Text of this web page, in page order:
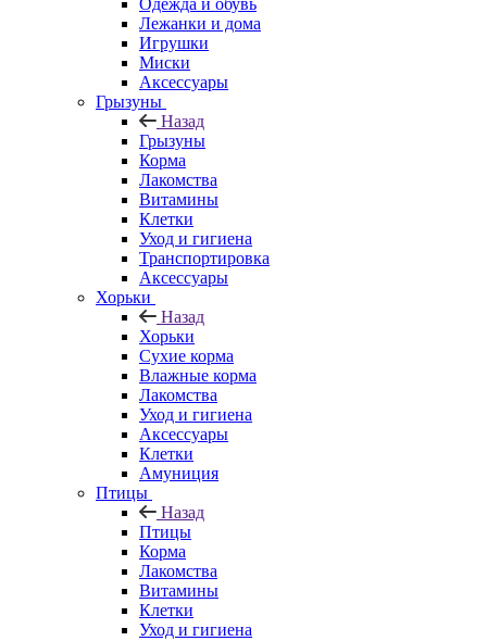
Одежда и обувь
Лежанки и дома
Игрушки
Миски
Аксессуары
Грызуны
Назад
Грызуны
Корма
Лакомства
Витамины
Клетки
Уход и гигиена
Транспортировка
Аксессуары
Хорьки
Назад
Хорьки
Сухие корма
Влажные корма
Лакомства
Уход и гигиена
Аксессуары
Клетки
Амуниция
Птицы
Назад
Птицы
Корма
Лакомства
Витамины
Клетки
Уход и гигиена